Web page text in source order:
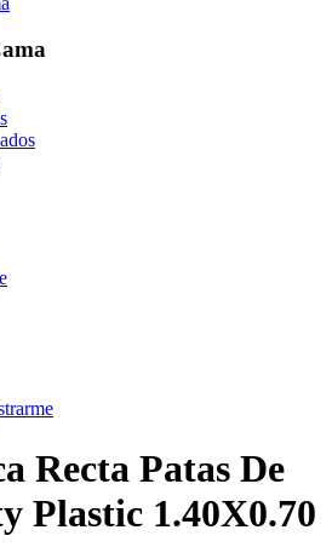
Recta Patas De
Plastic 1.40X0.70